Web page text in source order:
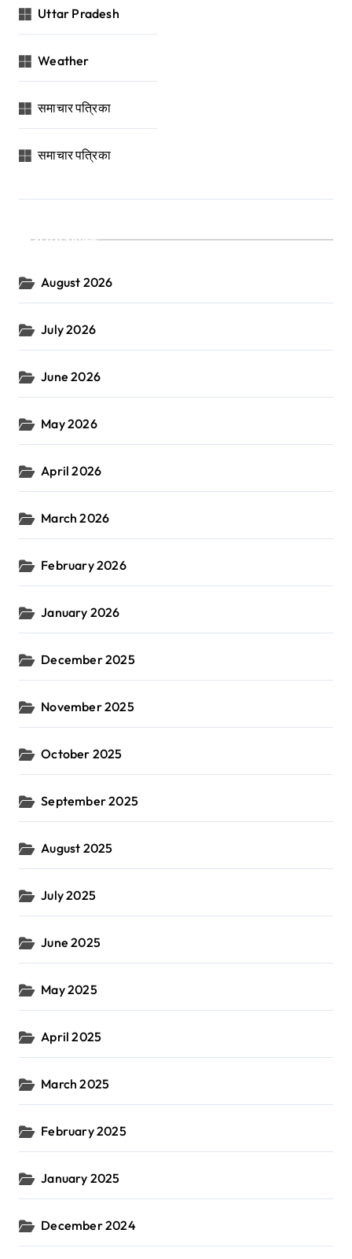
Uttar Pradesh
Weather
समाचार पत्रिका
समाचार पत्रिका
Archives
August 2026
July 2026
June 2026
May 2026
April 2026
March 2026
February 2026
January 2026
December 2025
November 2025
October 2025
September 2025
August 2025
July 2025
June 2025
May 2025
April 2025
March 2025
February 2025
January 2025
December 2024